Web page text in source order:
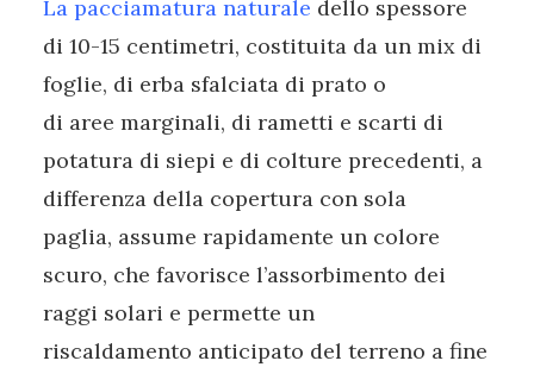
La pacciamatura naturale dello spessore
di 10-15 centimetri, costituita da un mix di
foglie, di erba sfalciata di prato o
di aree marginali, di rametti e scarti di
potatura di siepi e di colture precedenti, a
differenza della copertura con sola
paglia, assume rapidamente un colore
scuro, che favorisce l’assorbimento dei
raggi solari e permette un
riscaldamento anticipato del terreno a fine